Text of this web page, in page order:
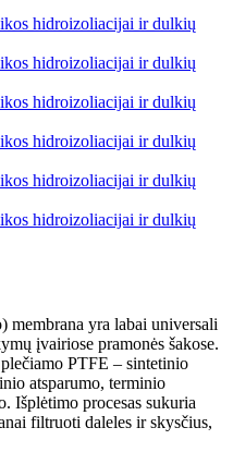
membrana yra labai universali
įvairiose pramonės šakose.
PTFE – sintetinio
atsparumo, terminio
Išplėtimo procesas sukuria
filtruoti daleles ir skysčius,